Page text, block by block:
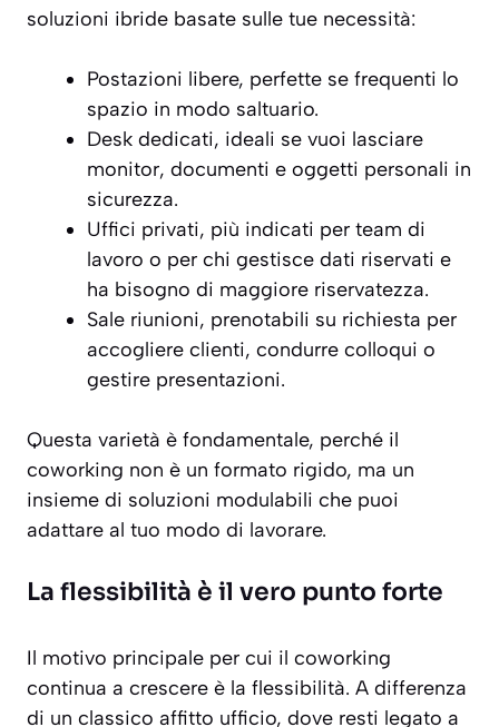
soluzioni ibride basate sulle tue necessità:
Postazioni libere, perfette se frequenti lo
spazio in modo saltuario.
Desk dedicati, ideali se vuoi lasciare
monitor, documenti e oggetti personali in
sicurezza.
Uffici privati, più indicati per team di
lavoro o per chi gestisce dati riservati e
ha bisogno di maggiore riservatezza.
Sale riunioni, prenotabili su richiesta per
accogliere clienti, condurre colloqui o
gestire presentazioni.
Questa varietà è fondamentale, perché il
coworking non è un formato rigido, ma un
insieme di soluzioni modulabili che puoi
adattare al tuo modo di lavorare.
La flessibilità è il vero punto forte
Il motivo principale per cui il coworking
continua a crescere è la flessibilità. A differenza
di un classico affitto ufficio, dove resti legato a